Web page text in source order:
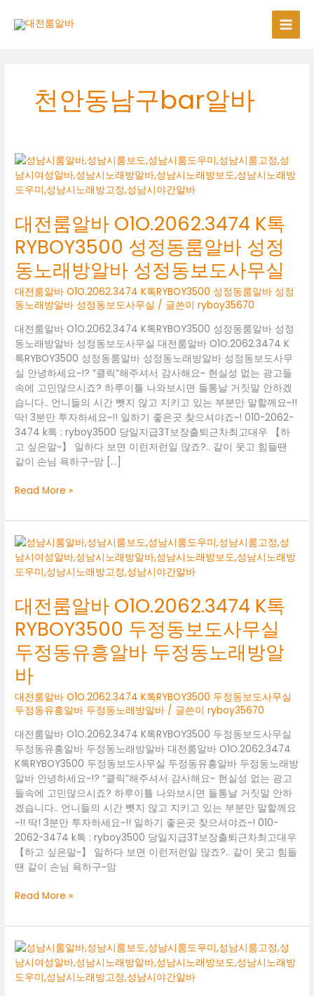
천안동남구bar알바
대전룸알바 O1O.2062.3474 K톡
RYBOY3500 성정동룸알바 성정
동노래방알바 성정동보도사무실
대전룸알바 O1O.2062.3474 K톡RYBOY3500 성정동룸알바 성정
동노래방알바 성정동보도사무실 / 글쓴이ryboy35670
대전룸알바 O1O.2062.3474 K톡RYBOY3500 성정동룸알바 성정
동노래방알바 성정동보도사무실 대전룸알바 O1O.2062.3474 K
톡RYBOY3500 성정동룸알바 성정동노래방알바 성정동보도사무
실 안녕하세요~!? “클릭”해주셔서 감사해요~ 현실성 없는 광고들
속에 고민많으시죠? 하루이틀 나와보시면 들통날 거짓말 안하겠
습니다.. 언니들의 시간 뺏지 않고 지키고 있는 부분만 말할께요~!!
딱! 3분만 투자하세요~!! 일하기 좋은곳 찾으셔야죠~! 010-2062-
3474 k톡 : ryboy3500 당일지급3T보장출퇴근차최고대우 【하
고 싶은말~】 일하다 보면 이런저런일 많죠?.. 같이 웃고 힘들땐
같이 손님 욕하구~맘 […]
대
룸
알
바
O1O.2062.3474
K
RYBOY3500
성
정
동
룸
알
바
성
동
노
래
방
알
바
성
정
동
보
사
Read More »
대전룸알바 O1O.2062.3474 K톡
RYBOY3500 두정동보도사무실
두정동유흥알바 두정동노래방알
바
대전룸알바 O1O.2062.3474 K톡RYBOY3500 두정동보도사무실
두정동유흥알바 두정동노래방알바 / 글쓴이ryboy35670
대전룸알바 O1O.2062.3474 K톡RYBOY3500 두정동보도사무실
두정동유흥알바 두정동노래방알바 대전룸알바 O1O.2062.3474
K톡RYBOY3500 두정동보도사무실 두정동유흥알바 두정동노래방
알바 안녕하세요~!? “클릭”해주셔서 감사해요~ 현실성 없는 광고
들속에 고민많으시죠? 하루이틀 나와보시면 들통날 거짓말 안하
겠습니다.. 언니들의 시간 뺏지 않고 지키고 있는 부분만 말할께요
~!! 딱! 3분만 투자하세요~!! 일하기 좋은곳 찾으셔야죠~! 010-
2062-3474 k톡 : ryboy3500 당일지급3T보장출퇴근차최고대우
【하고 싶은말~】 일하다 보면 이런저런일 많죠?.. 같이 웃고 힘들
땐 같이 손님 욕하구~맘
대
룸
알
바
O1O.2062.3474
K
Read More »